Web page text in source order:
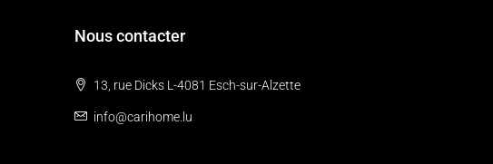
Nous contacter
13, rue Dicks L-4081 Esch-sur-Alzette
info@carihome.lu